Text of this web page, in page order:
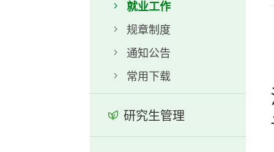
就业工作
规章制度
通知公告
常用下载
研究生管理